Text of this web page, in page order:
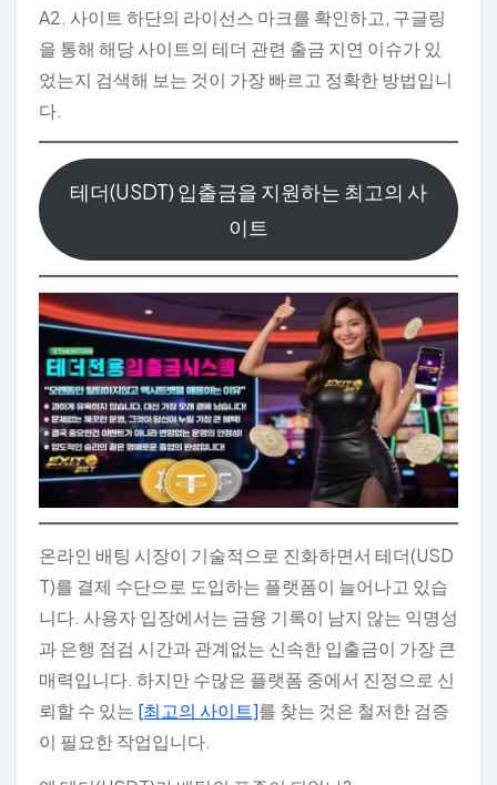
A2. 사이트 하단의 라이선스 마크를 확인하고, 구글링
을 통해 해당 사이트의 테더 관련 출금 지연 이슈가 있
었는지 검색해 보는 것이 가장 빠르고 정확한 방법입니
다.
테더(USDT) 입출금을 지원하는 최고의 사
이트
온라인 배팅 시장이 기술적으로 진화하면서 테더(USD
T)를 결제 수단으로 도입하는 플랫폼이 늘어나고 있습
니다. 사용자 입장에서는 금융 기록이 남지 않는 익명성
과 은행 점검 시간과 관계없는 신속한 입출금이 가장 큰
매력입니다. 하지만 수많은 플랫폼 중에서 진정으로 신
뢰할 수 있는 [최고의 사이트]를 찾는 것은 철저한 검증
이 필요한 작업입니다.